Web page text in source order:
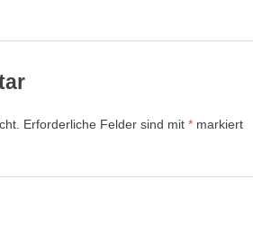
Erforderliche Felder sind mit * markiert